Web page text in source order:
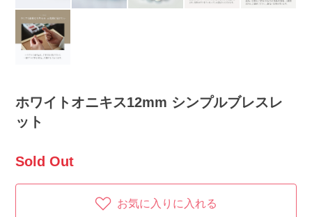
ホワイトオニキス12mm シンプルブレスレ
ット
Sold Out
お気に入りに入れる